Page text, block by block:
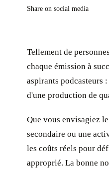
Share on social media
Tellement de
chaque émission à
aspirants podcasteurs
d'une production de
Que vous envisagiez
secondaire ou une
les coûts réels pour
approprié. La bonne